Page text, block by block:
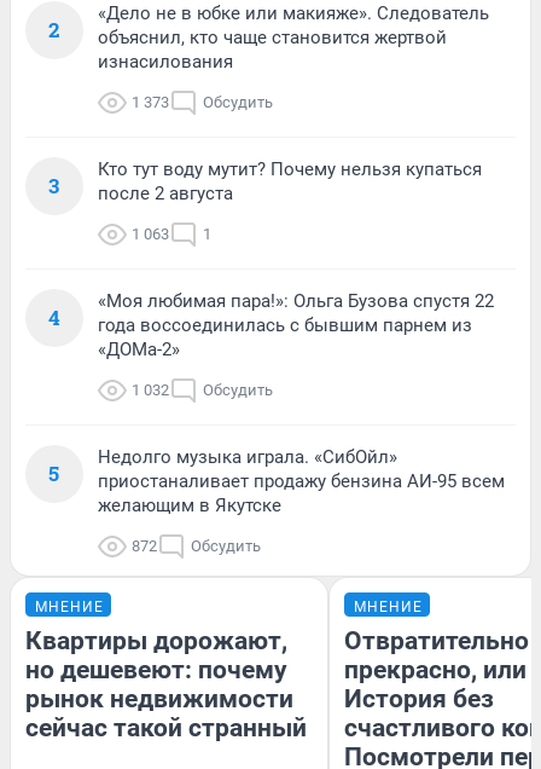
2
«Дело не в юбке или макияже». Следователь
объяснил, кто чаще становится жертвой
изнасилования
1 373 Обсудить
3
Кто тут воду мутит? Почему нельзя купаться
после 2 августа
1 063 1
4
«Моя любимая пара!»: Ольга Бузова спустя 22
года воссоединилась с бывшим парнем из
«ДОМа-2»
1 032 Обсудить
5
Недолго музыка играла. «СибОйл»
приостаналивает продажу бензина АИ-95 всем
желающим в Якутске
872 Обсудить
МНЕНИЕ
Квартиры дорожают,
но дешевеют: почему
рынок недвижимости
сейчас такой странный
МНЕНИЕ
Отвратительно
прекрасно, или
История без
счастливого
Посмотрели